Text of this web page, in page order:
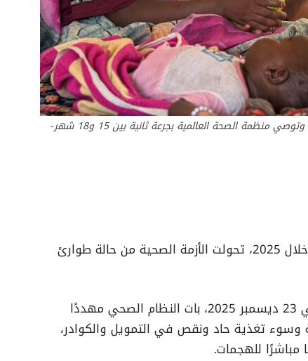
تطعيمات الحصبة تعطى للطفل بعمر بين 9و12 شهر، وتوصي منظمة الصحة العالمية بجرعة ثانية بين 15 و18 شهر-
مع دخول الحرب في السودان عامها الثالث خلال 2025، تحولت الأزمة الصحية من حالة طوارئ
وبحسب تحذيرات منظمة الصحة العالمية في 23 ديسمبر 2025، بات النظام الصحي مهددًا
وسوء تغذية حاد ونقص في التمويل والكوادر،
للهجمات.